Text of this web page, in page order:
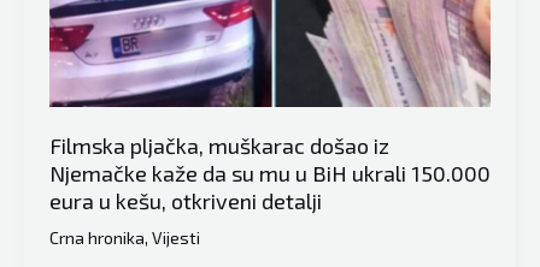
Filmska pljačka, muškarac došao iz
Njemačke kaže da su mu u BiH ukrali 150.000
eura u kešu, otkriveni detalji
Crna hronika, Vijesti